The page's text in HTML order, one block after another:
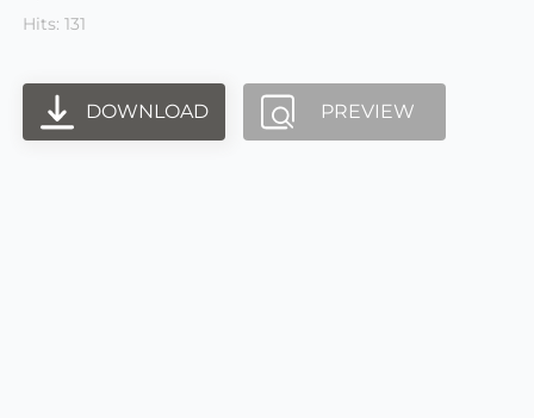
Hits: 131
DOWNLOAD PREVIEW